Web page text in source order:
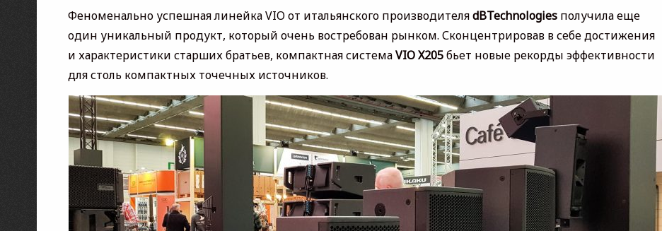
Феноменально успешная линейка VIO от итальянского производителяdBTechnologiesполучила еще
один уникальный продукт, который очень востребован рынком. Сконцентрировав в себе достижения
и характеристики старших братьев, компактная системаVIO X205бьет новые рекорды эффективности
для столь компактных точечных источников.